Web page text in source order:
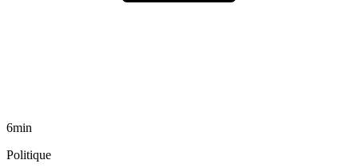
6min
Politique